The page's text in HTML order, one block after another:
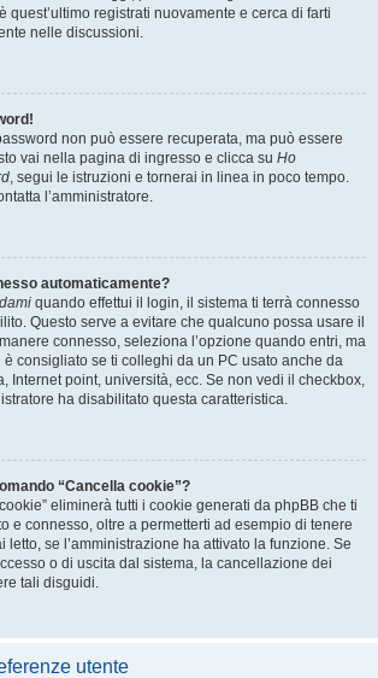
quest’ultimo registrati nuovamente e cerca di farti
nelle discussioni.
non può essere recuperata, ma può essere
vai nella pagina di ingresso e clicca su Ho
, segui le istruzioni e tornerai in linea in poco tempo.
l’amministratore.
automaticamente?
quando effettui il login, il sistema ti terrà connesso
Questo serve a evitare che qualcuno possa usare il
connesso, seleziona l’opzione quando entri, ma
consigliato se ti colleghi da un PC usato anche da
Internet point, università, ecc. Se non vedi il checkbox,
ha disabilitato questa caratteristica.
“Cancella cookie”?
eliminerà tutti i cookie generati da phpBB che ti
e connesso, oltre a permetterti ad esempio di tenere
letto, se l’amministrazione ha attivato la funzione. Se
o di uscita dal sistema, la cancellazione dei
tali disguidi.
utente